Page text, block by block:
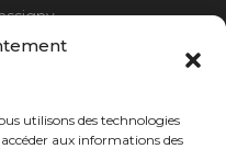
utilisons des technologies
aux informations des
.